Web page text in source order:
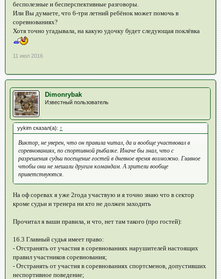
бесполезные и бесперспективные разговоры.
Или Вы думаете, что 6-три летний ребёнок может помочь в
соревнованиях?
Хотя точно угадывала, на какую удочку будет следующая поклёвка
11 июл 2016
Dimonrybak
Известный пользователь
yykim сказал(а): ↑
Виктор, не уверен, что он правила читал, да и вообще участвовал в
соревнованиях, по спортивной рыбалке. Иначе бы знал, что с
разрешения судьи посещение гостей в дневное время возможно. Главное
чтобы они не мешали другим командам. А зрители вообще
приветствуются.
На оф соревах я уже 2года участвую и я точно знаю что в сектор
кроме судьи и тренера ни кто не должен заходить
Прочитал я ваши правила, и что, нет там такого (про гостей):
16.3 Главный судья имеет право:
- Отстранять от участия в соревнованиях нарушителей настоящих
правил участников соревнования;
- Отстранять от участия в соревнованиях спортсменов, допустивших
неспортивное поведение;